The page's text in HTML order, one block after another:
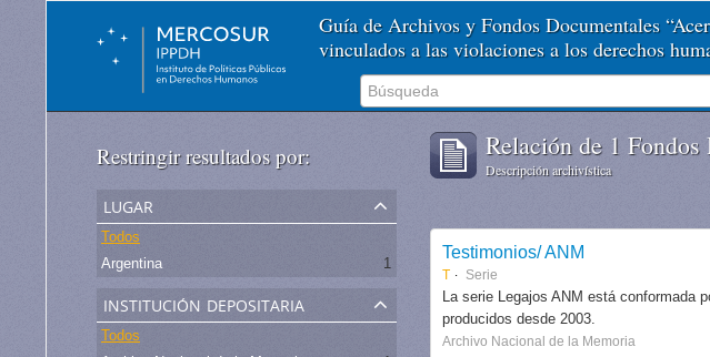
Guía de Archivos y Fondos Documentales
vinculados a las violaciones a los derechos
Restringir resultados por:
lugar
Todos
Argentina
1
institución depositaria
Todos
Relación de 1 Fondos
Descripción archivística
Testimonios/ ANM
T Serie
La serie Legajos ANM está conformada
producidos desde 2003.
Archivo Nacional de la Memoria